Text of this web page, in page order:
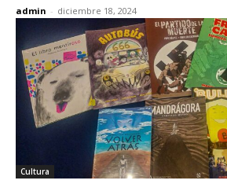
admin - diciembre 18, 2024
Cultura